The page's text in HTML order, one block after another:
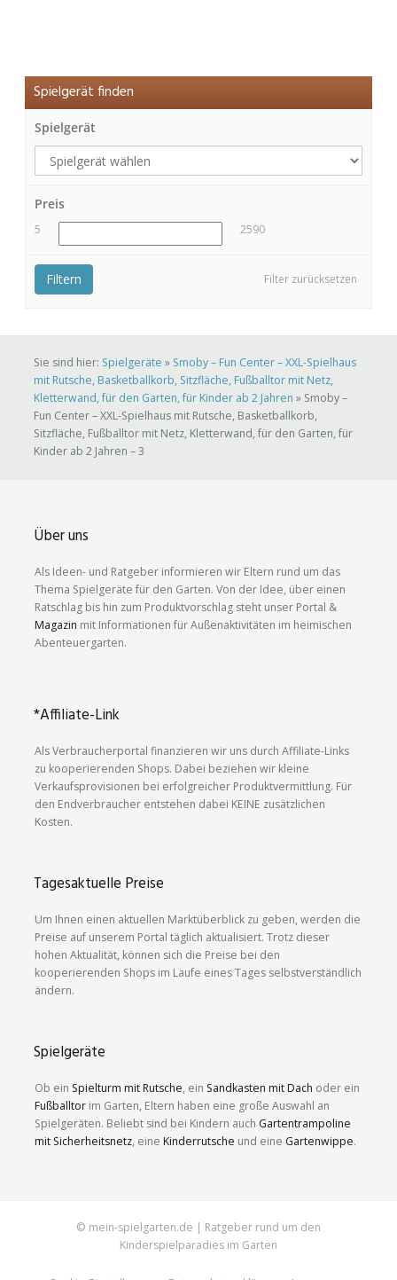
Spielgerät finden
Spielgerät
Preis
5 2590
Filter zurücksetzen
Filtern
Sie sind hier: Spielgeräte » Smoby – Fun Center – XXL-Spielhaus
mit Rutsche, Basketballkorb, Sitzfläche, Fußballtor mit Netz,
Kletterwand, für den Garten, für Kinder ab 2 Jahren » Smoby –
Fun Center – XXL-Spielhaus mit Rutsche, Basketballkorb,
Sitzfläche, Fußballtor mit Netz, Kletterwand, für den Garten, für
Kinder ab 2 Jahren – 3
Über uns
Als Ideen- und Ratgeber informieren wir Eltern rund um das
Thema Spielgeräte für den Garten. Von der Idee, über einen
Ratschlag bis hin zum Produktvorschlag steht unser Portal &
Magazin mit Informationen für Außenaktivitäten im heimischen
Abenteuergarten.
*Affiliate-Link
Als Verbraucherportal finanzieren wir uns durch Affiliate-Links
zu kooperierenden Shops. Dabei beziehen wir kleine
Verkaufsprovisionen bei erfolgreicher Produktvermittlung. Für
den Endverbraucher entstehen dabei KEINE zusätzlichen
Kosten.
Tagesaktuelle Preise
Um Ihnen einen aktuellen Marktüberblick zu geben, werden die
Preise auf unserem Portal täglich aktualisiert. Trotz dieser
hohen Aktualität, können sich die Preise bei den
kooperierenden Shops im Laufe eines Tages selbstverständlich
ändern.
Spielgeräte
Ob ein Spielturm mit Rutsche, ein Sandkasten mit Dach oder ein
Fußballtor im Garten, Eltern haben eine große Auswahl an
Spielgeräten. Beliebt sind bei Kindern auch Gartentrampoline
mit Sicherheitsnetz, eine Kinderrutsche und eine Gartenwippe.
© mein-spielgarten.de | Ratgeber rund um den
Kinderspielparadies im Garten